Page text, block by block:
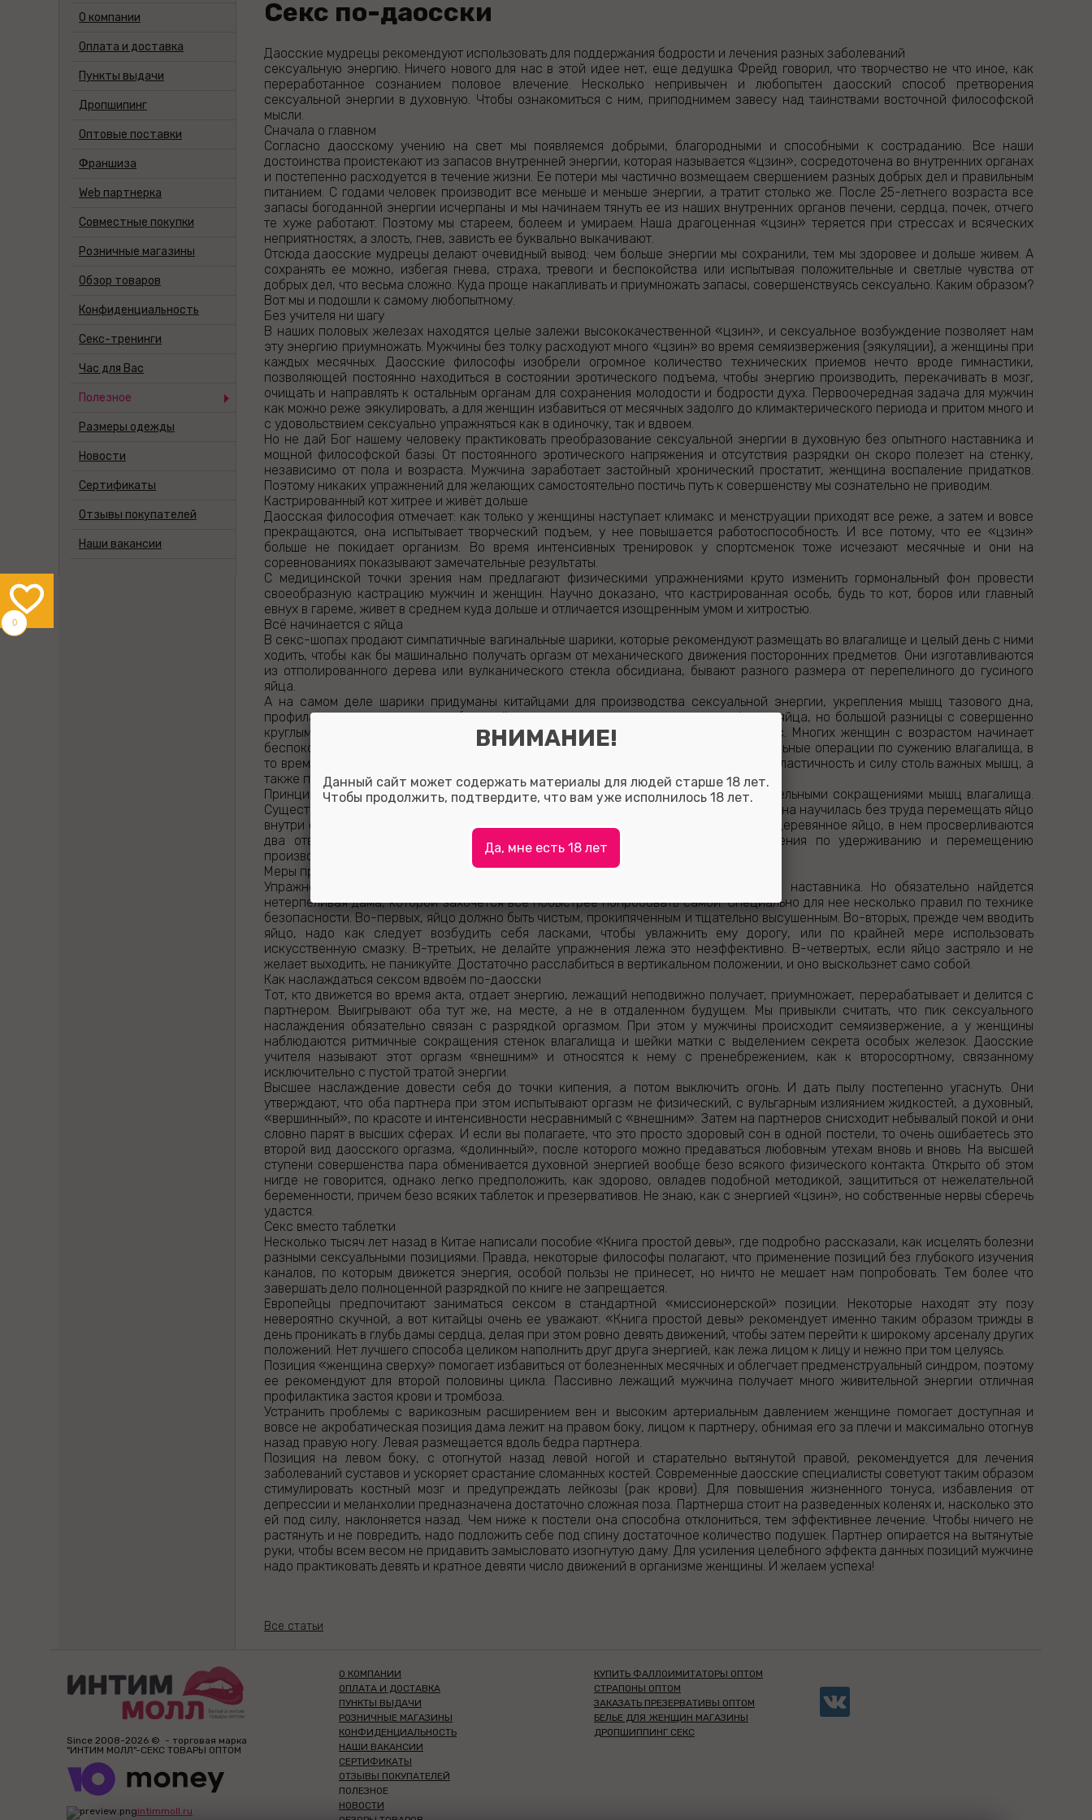
Секс по-даосски
Даосские мудрецы рекомендуют использовать для поддержания бодрости и лечения разных заболеваний
сексуальную энергию. Ничего нового для нас в этой идее нет, еще дедушка Фрейд говорил, что творчество не что иное, как
переработанное сознанием половое влечение. Несколько непривычен и любопытен даосский способ претворения
сексуальной энергии в духовную. Чтобы ознакомиться с ним, приподнимем завесу над таинствами восточной философской
мысли.
Сначала о главном
Согласно даосскому учению на свет мы появляемся добрыми, благородными и способными к состраданию. Все наши
достоинства проистекают из запасов внутренней энергии, которая называется «цзин», сосредоточена во внутренних органах
и постепенно расходуется в течение жизни. Ее потери мы частично возмещаем свершением разных добрых дел и правильным
питанием. С годами человек производит все меньше и меньше энергии, а тратит столько же. После 25-летнего возраста все
запасы богоданной энергии исчерпаны и мы начинаем тянуть ее из наших внутренних органов печени, сердца, почек, отчего
те хуже работают. Поэтому мы стареем, болеем и умираем. Наша драгоценная «цзин» теряется при стрессах и всяческих
неприятностях, а злость, гнев, зависть ее буквально выкачивают.
Отсюда даосские мудрецы делают очевидный вывод: чем больше энергии мы сохранили, тем мы здоровее и дольше живем. А
сохранять ее можно, избегая гнева, страха, тревоги и беспокойства или испытывая положительные и светлые чувства от
добрых дел, что весьма сложно. Куда проще накапливать и приумножать запасы, совершенствуясь сексуально. Каким образом?
Вот мы и подошли к самому любопытному.
Без учителя ни шагу
В наших половых железах находятся целые залежи высококачественной «цзин», и сексуальное возбуждение позволяет нам
эту энергию приумножать. Мужчины без толку расходуют много «цзин» во время семяизвержения (эякуляции), а женщины при
каждых месячных. Даосские философы изобрели огромное количество технических приемов нечто вроде гимнастики,
позволяющей постоянно находиться в состоянии эротического подъема, чтобы энергию производить, перекачивать в мозг,
очищать и направлять к остальным органам для сохранения молодости и бодрости духа. Первоочередная задача для мужчин
как можно реже эякулировать, а для женщин избавиться от месячных задолго до климактерического периода и притом много и
с удовольствием сексуально упражняться как в одиночку, так и вдвоем.
Но не дай Бог нашему человеку практиковать преобразование сексуальной энергии в духовную без опытного наставника и
мощной философской базы. От постоянного эротического напряжения и отсутствия разрядки он скоро полезет на стенку,
независимо от пола и возраста. Мужчина заработает застойный хронический простатит, женщина воспаление придатков.
Поэтому никаких упражнений для желающих самостоятельно постичь путь к совершенству мы сознательно не приводим.
Кастрированный кот хитрее и живёт дольше
Даосская философия отмечает: как только у женщины наступает климакс и менструации приходят все реже, а затем и вовсе
прекращаются, она испытывает творческий подъем, у нее повышается работоспособность. И все потому, что ее «цзин»
больше не покидает организм. Во время интенсивных тренировок у спортсменок тоже исчезают месячные и они на
соревнованиях показывают замечательные результаты.
С медицинской точки зрения нам предлагают физическими упражнениями круто изменить гормональный фон провести
своеобразную кастрацию мужчин и женщин. Научно доказано, что кастрированная особь, будь то кот, боров или главный
евнух в гареме, живет в среднем куда дольше и отличается изощренным умом и хитростью.
Всё начинается с яйца
В секс-шопах продают симпатичные вагинальные шарики, которые рекомендуют размещать во влагалище и целый день с ними
ходить, чтобы как бы машинально получать оргазм от механического движения посторонних предметов. Они изготавливаются
из отполированного дерева или вулканического стекла обсидиана, бывают разного размера от перепелиного до гусиного
яйца.
А на самом деле шарики придуманы китайцами для производства сексуальной энергии, укрепления мышц тазового дна,
профилактики опущения матки (в китайском варианте такие шарики имеют форму яйца, но большой разницы с совершенно
круглыми европейскими аналогами нет). Этот предмет весьма практичен и для нас. Многих женщин с возрастом начинает
беспокоить слабость влагалищных мышц. Некоторые даже отваживаются на специальные операции по сужению влагалища, в
то время как разработанные китайцами упражнения с яйцом позволяют сохранять эластичность и силу столь важных мышц, а
также получать куда большее удовольствие при половом акте.
Принцип удерживать и передвигать сначала одно, а затем и два яйца последовательными сокращениями мышц влагалища.
Существует даже тяжелая атлетика для влагалища, причем без кавычек. Когда женщина научилась без труда перемещать яйцо
внутри своего организма, она переходит на второй этап. Для этого приобретается деревянное яйцо, в нем просверливаются
два отверстия, через которые пропускается нитка с грузиком. И все упражнения по удерживанию и перемещению
производятся с отягощением.
Меры предосторожности
Упражнениями с яйцом разумнее всего заниматься под руководством опытного наставника. Но обязательно найдется
нетерпеливая дама, которой захочется все побыстрее попробовать самой. Специально для нее несколько правил по технике
безопасности. Во-первых, яйцо должно быть чистым, прокипяченным и тщательно высушенным. Во-вторых, прежде чем вводить
яйцо, надо как следует возбудить себя ласками, чтобы увлажнить ему дорогу, или по крайней мере использовать
искусственную смазку. В-третьих, не делайте упражнения лежа это неэффективно. В-четвертых, если яйцо застряло и не
желает выходить, не паникуйте. Достаточно расслабиться в вертикальном положении, и оно выскользнет само собой.
Как наслаждаться сексом вдвоём по-даосски
Тот, кто движется во время акта, отдает энергию, лежащий неподвижно получает, приумножает, перерабатывает и делится с
партнером. Выигрывают оба тут же, на месте, а не в отдаленном будущем. Мы привыкли считать, что пик сексуального
наслаждения обязательно связан с разрядкой оргазмом. При этом у мужчины происходит семяизвержение, а у женщины
наблюдаются ритмичные сокращения стенок влагалища и шейки матки с выделением секрета особых железок. Даосские
учителя называют этот оргазм «внешним» и относятся к нему с пренебрежением, как к второсортному, связанному
исключительно с пустой тратой энергии.
Высшее наслаждение довести себя до точки кипения, а потом выключить огонь. И дать пылу постепенно угаснуть. Они
утверждают, что оба партнера при этом испытывают оргазм не физический, с вульгарным излиянием жидкостей, а духовный,
«вершинный», по красоте и интенсивности несравнимый с «внешним». Затем на партнеров снисходит небывалый покой и они
словно парят в высших сферах. И если вы полагаете, что это просто здоровый сон в одной постели, то очень ошибаетесь это
второй вид даосского оргазма, «долинный», после которого можно предаваться любовным утехам вновь и вновь. На высшей
ступени совершенства пара обменивается духовной энергией вообще безо всякого физического контакта. Открыто об этом
нигде не говорится, однако легко предположить, как здорово, овладев подобной методикой, защититься от нежелательной
беременности, причем безо всяких таблеток и презервативов. Не знаю, как с энергией «цзин», но собственные нервы сберечь
удастся.
Секс вместо таблетки
Несколько тысяч лет назад в Китае написали пособие «Книга простой девы», где подробно рассказали, как исцелять болезни
разными сексуальными позициями. Правда, некоторые философы полагают, что применение позиций без глубокого изучения
каналов, по которым движется энергия, особой пользы не принесет, но ничто не мешает нам попробовать. Тем более что
завершать дело полноценной разрядкой по книге не запрещается.
Европейцы предпочитают заниматься сексом в стандартной «миссионерской» позиции. Некоторые находят эту позу
невероятно скучной, а вот китайцы очень ее уважают. «Книга простой девы» рекомендует именно таким образом трижды в
день проникать в глубь дамы сердца, делая при этом ровно девять движений, чтобы затем перейти к широкому арсеналу других
положений. Нет лучшего способа целиком наполнить друг друга энергией, как лежа лицом к лицу и нежно при том целуясь.
Позиция «женщина сверху» помогает избавиться от болезненных месячных и облегчает предменструальный синдром, поэтому
ее рекомендуют для второй половины цикла. Пассивно лежащий мужчина получает много живительной энергии отличная
профилактика застоя крови и тромбоза.
Устранить проблемы с варикозным расширением вен и высоким артериальным давлением женщине помогает доступная и
вовсе не акробатическая позиция дама лежит на правом боку, лицом к партнеру, обнимая его за плечи и максимально отогнув
назад правую ногу. Левая размещается вдоль бедра партнера.
Позиция на левом боку, с отогнутой назад левой ногой и старательно вытянутой правой, рекомендуется для лечения
заболеваний суставов и ускоряет срастание сломанных костей. Современные даосские специалисты советуют таким образом
стимулировать костный мозг и предупреждать лейкозы (рак крови). Для повышения жизненного тонуса, избавления от
депрессии и меланхолии предназначена достаточно сложная поза. Партнерша стоит на разведенных коленях и, насколько это
ей под силу, наклоняется назад. Чем ниже к постели она способна отклониться, тем эффективнее лечение. Чтобы ничего не
растянуть и не повредить, надо подложить себе под спину достаточное количество подушек. Партнер опирается на вытянутые
руки, чтобы всем весом не придавить замысловато изогнутую даму. Для усиления целебного эффекта данных позиций мужчине
надо практиковать девять и кратное девяти число движений в организме женщины. И желаем успеха!
Все статьи
О компании
Оплата и доставка
Пункты выдачи
Дропшипинг
Оптовые поставки
Франшиза
Web партнерка
Совместные покупки
Розничные магазины
Обзор товаров
Конфиденциальность
Cекс-тренинги
Час для Вас
Полезное
Размеры одежды
Новости
Сертификаты
Отзывы покупателей
Наши вакансии
Since 2008-2026 © - торговая марка
"ИНТИМ МОЛЛ"-СЕКС ТОВАРЫ ОПТОМ
intimmoll.ru
О КОМПАНИИ
ОПЛАТА И ДОСТАВКА
ПУНКТЫ ВЫДАЧИ
РОЗНИЧНЫЕ МАГАЗИНЫ
КОНФИДЕНЦИАЛЬНОСТЬ
НАШИ ВАКАНСИИ
СЕРТИФИКАТЫ
ОТЗЫВЫ ПОКУПАТЕЛЕЙ
ПОЛЕЗНОЕ
НОВОСТИ
КУПИТЬ ФАЛЛОИМИТАТОРЫ ОПТОМ
СТРАПОНЫ ОПТОМ
ЗАКАЗАТЬ ПРЕЗЕРВАТИВЫ ОПТОМ
БЕЛЬЕ ДЛЯ ЖЕНЩИН МАГАЗИНЫ
ДРОПШИППИНГ СЕКС
0
ВНИМАНИЕ!
Данный сайт может содержать материалы для людей старше 18 лет.
Чтобы продолжить, подтвердите, что вам уже исполнилось 18 лет.
Да, мне есть 18 лет